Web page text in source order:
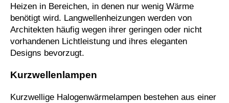
Heizen in Bereichen, in denen nur wenig Wärme
benötigt wird. Langwellenheizungen werden von
Architekten häufig wegen ihrer geringen oder nicht
vorhandenen Lichtleistung und ihres eleganten
Designs bevorzugt.
Kurzwellenlampen
Kurzwellige Halogenwärmelampen bestehen aus einer